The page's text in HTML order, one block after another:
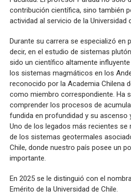
contribución científica, sino también
actividad al servicio de la Universidad
Durante su carrera se especializó en
decir, en el estudio de sistemas
sido un científico altamente
los sistemas magmáticos en los
reconocido por la Academia Chilena
como miembro correspondiente. Ha
comprender los procesos de
fundida en profundidad y su ascenso
Uno de los legados más recientes se
de los sistemas geotermales
Chile, donde nuestro país posee un
importante.
En 2025 se le distinguió con el
Emérito de la Universidad de Chile.